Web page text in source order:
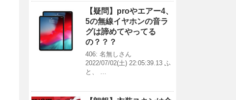
【疑問】proやエアー4、
5の無線イヤホンの音ラ
グは諦めてやってる
の？？？
406: 名無しさん
2022/07/02(土) 22:05:39.13 ふ
と、 …